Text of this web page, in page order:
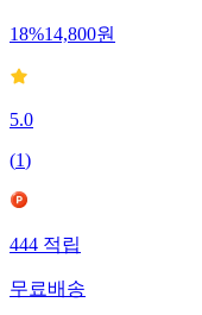
18%14,800원
5.0
(1)
444적립
무료배송